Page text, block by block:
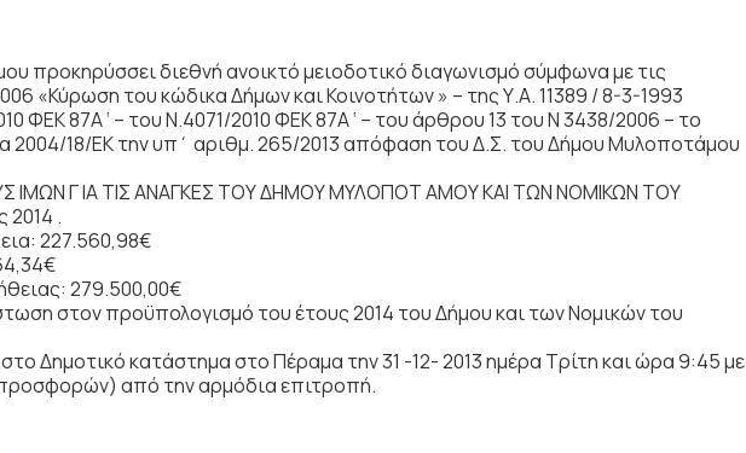
προκηρύσσει διεθνή ανοικτό μειοδοτικό διαγωνισμό σύμφωνα με τις
«Κύρωση του κώδικα Δήμων και Κοινοτήτων » – της Υ.Α. 11389 / 8-3-1993
ΦΕΚ 87Α ‘ – του Ν.4071/2010 ΦΕΚ 87Α ‘ – του άρθρου 13 του Ν 3438/2006 – το
2004/18/ΕΚ την υπ΄ αριθμ. 265/2013 απόφαση του Δ.Σ. του Δήμου Μυλοποτάμου
ΙΜΩΝ Γ ΙΑ ΤΙΣ ΑΝΑΓΚΕΣ ΤΟΥ ΔΗΜΟΥ ΜΥΛΟΠΟΤ ΑΜΟΥ ΚΑΙ ΤΩΝ ΝΟΜΙΚΩΝ ΤΟΥ
.
227.560,98€
279.500,00€
στον προϋπολογισμό του έτους 2014 του Δήμου και των Νομικών του
Δημοτικό κατάστημα στο Πέραμα την 31 -12- 2013 ημέρα Τρίτη και ώρα 9:45 με
από την αρμόδια επιτροπή.